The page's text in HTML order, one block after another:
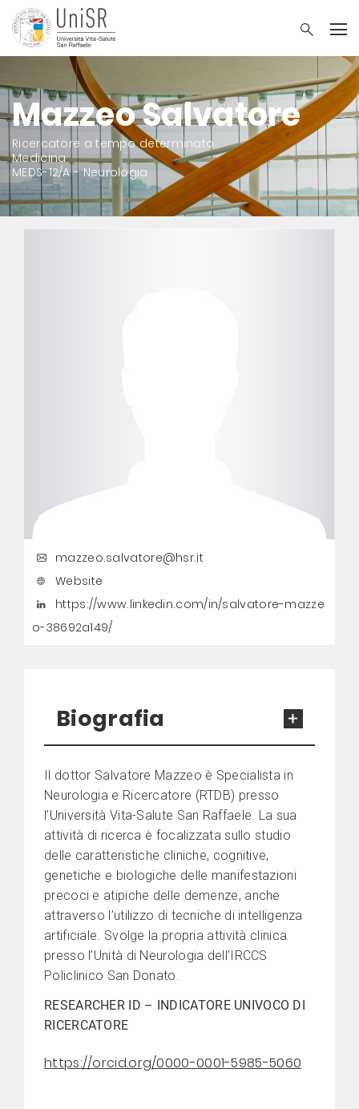
Mazzeo Salvatore
Ricercatore a tempo determinato
Medicina
MEDS-12/A - Neurologia
mazzeo.salvatore@hsr.it
Website
https://www.linkedin.com/in/salvatore-mazze
o-38692a149/
Biografia
Il dottor Salvatore Mazzeo è Specialista in
Neurologia e Ricercatore (RTDB) presso
l’Università Vita-Salute San Raffaele. La sua
attività di ricerca è focalizzata sullo studio
delle caratteristiche cliniche, cognitive,
genetiche e biologiche delle manifestazioni
precoci e atipiche delle demenze, anche
attraverso l’utilizzo di tecniche di intelligenza
artificiale. Svolge la propria attività clinica
presso l’Unità di Neurologia dell’IRCCS
Policlinico San Donato.
RESEARCHER ID – INDICATORE UNIVOCO DI
RICERCATORE
https://orcid.org/0000-0001-5985-5060